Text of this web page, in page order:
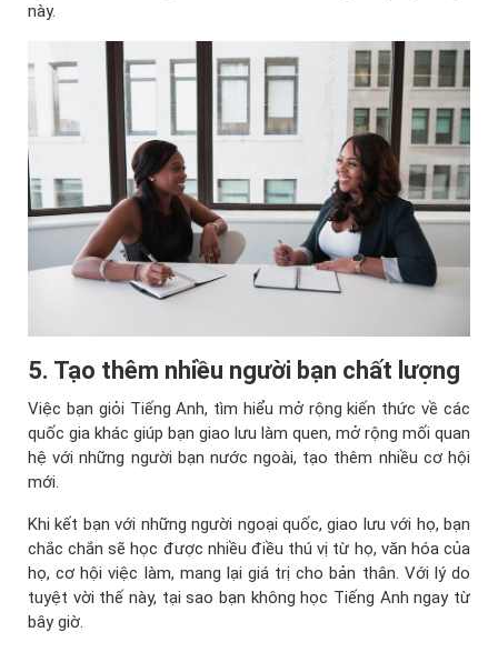
này.
5. Tạo thêm nhiều người bạn chất lượng
Việc bạn giỏi Tiếng Anh, tìm hiểu mở rộng kiến thức về các
quốc gia khác giúp bạn giao lưu làm quen, mở rộng mối quan
hệ với những người bạn nước ngoài, tạo thêm nhiều cơ hội
mới.
Khi kết bạn với những người ngoại quốc, giao lưu với họ, bạn
chắc chắn sẽ học được nhiều điều thú vị từ họ, văn hóa của
họ, cơ hội việc làm, mang lại giá trị cho bản thân. Với lý do
tuyệt vời thế này, tại sao bạn không học Tiếng Anh ngay từ
bây giờ.